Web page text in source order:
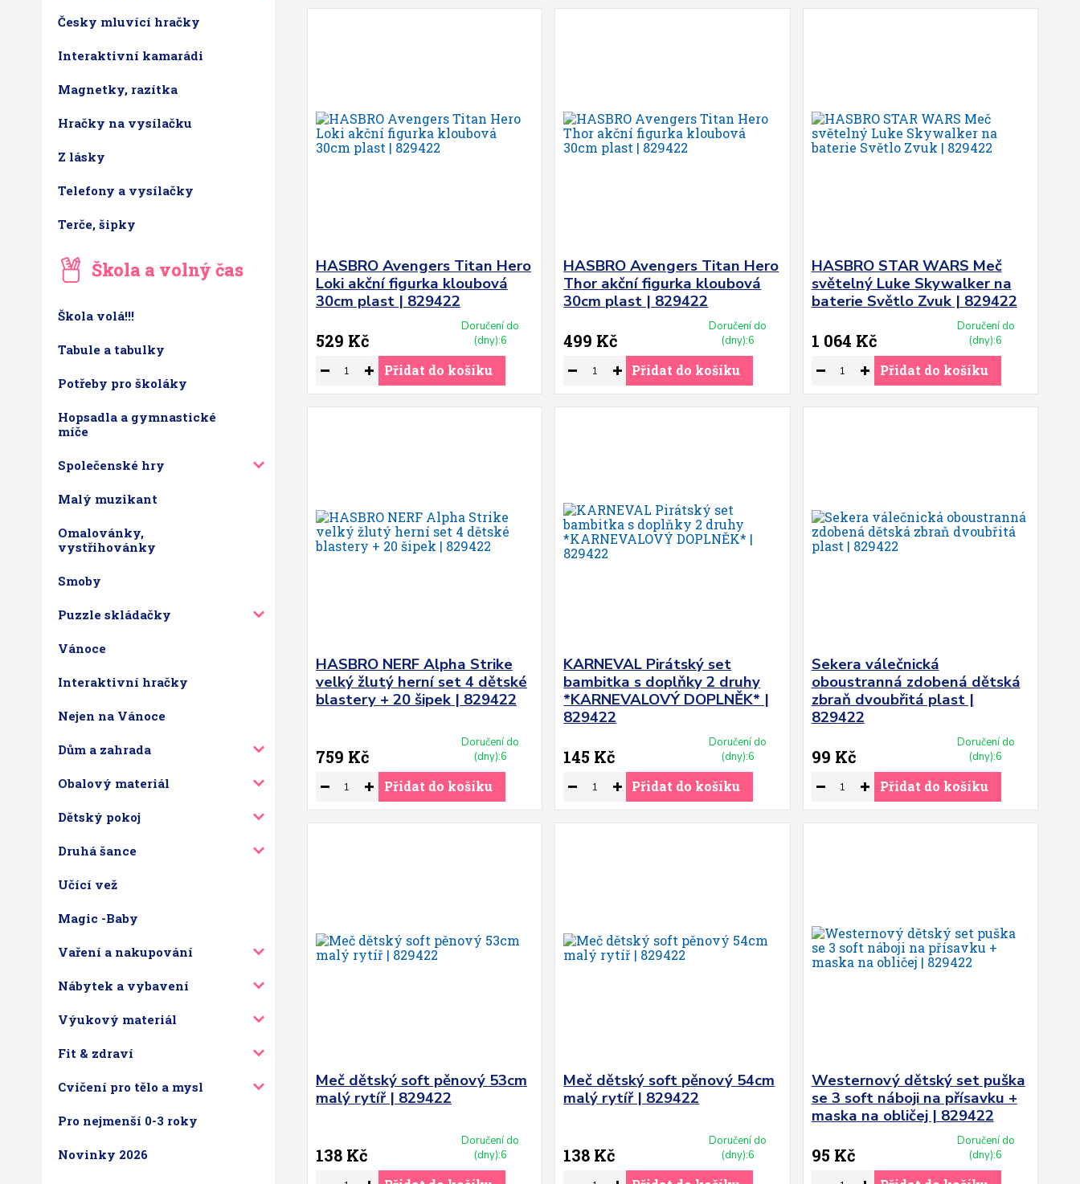
Česky mluvící hračky
Interaktivní kamarádi
Magnetky, razítka
Hračky na vysílačku
Z lásky
Telefony a vysílačky
Terče, šipky
Škola a volný čas
Škola volá!!!
Tabule a tabulky
Potřeby pro školáky
Hopsadla a gymnastické
míče
Společenské hry
Malý muzikant
Omalovánky,
vystřihovánky
Smoby
Puzzle skládačky
Vánoce
Interaktivní hračky
Nejen na Vánoce
Dům a zahrada
Obalový materiál
Dětský pokoj
Druhá šance
Učící vež
Magic -Baby
Vaření a nakupování
Nábytek a vybavení
Výukový materiál
Fit & zdraví
Cvičení pro tělo a mysl
Pro nejmenší 0-3 roky
Novinky 2026
HASBRO Avengers Titan Hero
Loki akční figurka kloubová
30cm plast | 829422
529 Kč
Doručení do
(dny):6
Přidat do košíku
HASBRO Avengers Titan Hero
Thor akční figurka kloubová
30cm plast | 829422
499 Kč
Doručení do
(dny):6
Přidat do košíku
HASBRO STAR WARS Meč
světelný Luke Skywalker na
baterie Světlo Zvuk | 829422
1 064 Kč
Doručení do
(dny):6
Přidat do košíku
HASBRO NERF Alpha Strike
velký žlutý herní set 4 dětské
blastery + 20 šipek | 829422
759 Kč
Doručení do
(dny):6
Přidat do košíku
KARNEVAL Pirátský set
bambitka s doplňky 2 druhy
*KARNEVALOVÝ DOPLNĚK* |
829422
145 Kč
Doručení do
(dny):6
Přidat do košíku
Sekera válečnická
oboustranná zdobená dětská
zbraň dvoubřitá plast |
829422
99 Kč
Doručení do
(dny):6
Přidat do košíku
Meč dětský soft pěnový 53cm
malý rytíř | 829422
138 Kč
Doručení do
(dny):6
Meč dětský soft pěnový 54cm
malý rytíř | 829422
138 Kč
Doručení do
(dny):6
Westernový dětský set puška
se 3 soft náboji na přísavku +
maska na obličej | 829422
95 Kč
Doručení do
(dny):6